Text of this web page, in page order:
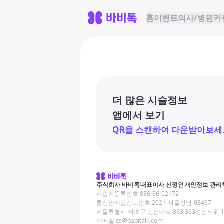
홈이벤트의사/병원커
더 많은 시술정보
앱에서 보기
QR을 스캔하여 다운받아보세
주식회사 바비톡대표이사 신정인개인정보 관리
사업자등록번호 836-86-02172
통신판매업신고번호 2021-서울강남-03497
서울특별시 서초구 강남대로 363 363강남타워
이메일 cs@babitalk.com